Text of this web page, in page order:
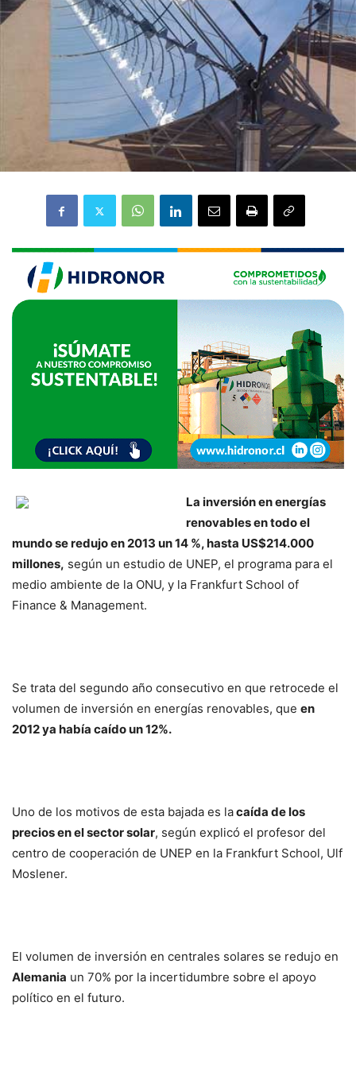
La inversión en energías
renovables en todo el
mundo se redujo en 2013 un 14 %, hasta US$214.000
millones, según un estudio de UNEP, el programa para el
medio ambiente de la ONU, y la Frankfurt School of
Finance & Management.
Se trata del segundo año consecutivo en que retrocede el
volumen de inversión en energías renovables, que en
2012 ya había caído un 12%.
Uno de los motivos de esta bajada es lacaída de los
precios en el sector solar, según explicó el profesor del
centro de cooperación de UNEP en la Frankfurt School, Ulf
Moslener.
El volumen de inversión en centrales solares se redujo en
Alemania un 70% por la incertidumbre sobre el apoyo
político en el futuro.